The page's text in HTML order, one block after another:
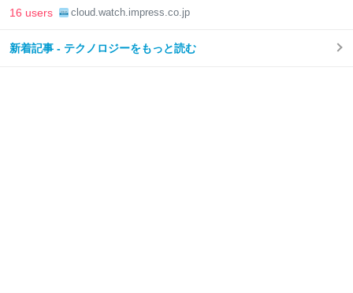
16 users cloud.watch.impress.co.jp
新着記事 - テクノロジーをもっと読む